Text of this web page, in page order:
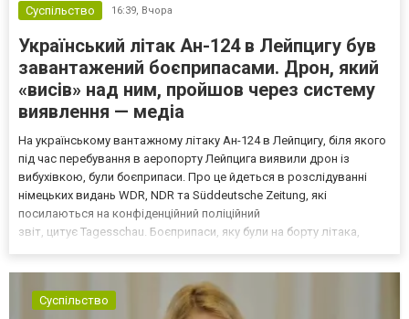
Суспільство 16:39, Вчора
Український літак Ан-124 в Лейпцигу був
завантажений боєприпасами. Дрон, який
«висів» над ним, пройшов через систему
виявлення — медіа
На українському вантажному літаку Ан-124 в Лейпцигу, біля якого
під час перебування в аеропорту Лейпцига виявили дрон із
вибухівкою, були боєприпаси. Про це йдеться в розслідуванні
німецьких видань WDR, NDR та Süddeutsche Zeitung, які
посилаються на конфіденційний поліційний
звіт, цитує Tagesschau. Боєприпаси, яку були на борту літака,
Суспільство